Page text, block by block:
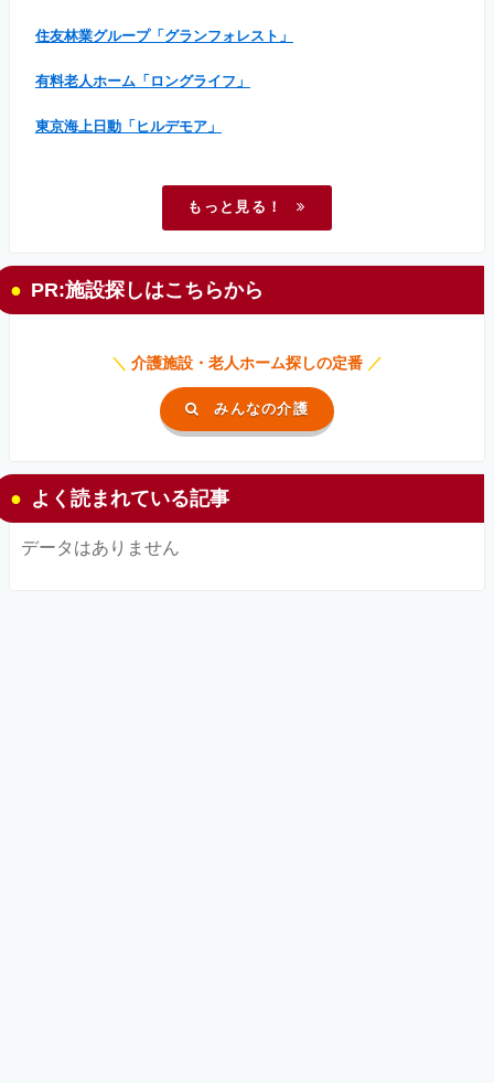
住友林業グループ「グランフォレスト」
有料老人ホーム「ロングライフ」
東京海上日動「ヒルデモア」
もっと見る！
PR:施設探しはこちらから
＼ 介護施設・老人ホーム探しの定番 ／
みんなの介護
よく読まれている記事
データはありません